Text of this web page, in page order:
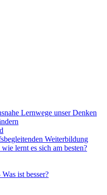
Lernwege unser Denken
Weiterbildung
lernt es sich am besten?
ist besser?